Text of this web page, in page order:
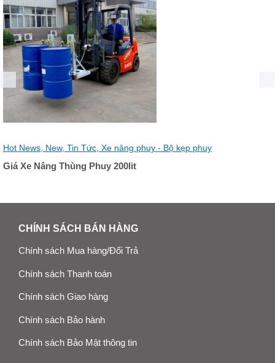
Hot News, New, Tin Tức, Xe nâng phuy - Bộ kẹp phuy
Giá Xe Nâng Thùng Phuy 200lit
CHÍNH SÁCH BÁN HÀNG
Chính sách Mua hàng/Đổi Trả
Chính sách Thanh toán
Chính sách Giao hàng
Chính sách Bảo hành
Chính sách Bảo Mật thông tin